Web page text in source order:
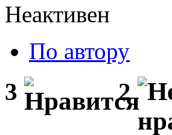
Неактивен
По автору
3 2